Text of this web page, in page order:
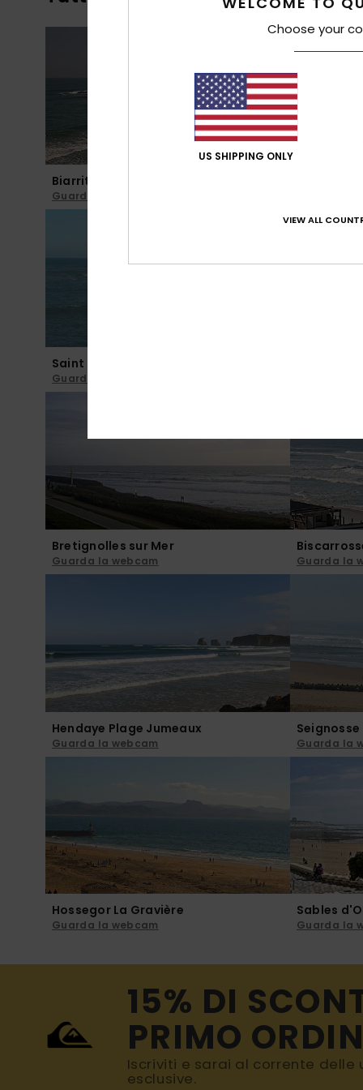
Biarritz Côte des Basques
Guarda la webcam
Saint Jean de Luz Sainte Barbe
Guarda la webcam
Bretignolles sur Mer
Guarda la webcam Guarda la
Hendaye Plage Jumeaux
Guarda la webcam
Seignosse
Guarda la
Hossegor La Gravière
Guarda la webcam
Sables
Guarda la
15% DI
PRIMO
Iscriviti e sarai al corrente
esclusive.
Choose your
US SHIPPING ONLY
VIEW ALL